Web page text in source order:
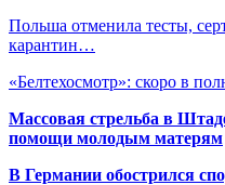
Польша отменила тесты,
карантин…
«Белтехосмотр»: скоро в
Массовая стрельба в
помощи молодым матерям
В Германии обострился